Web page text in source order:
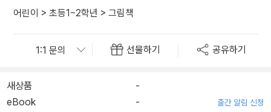
어린이 > 초등1~2학년 > 그림책
선물하기 공유하기
새상품
-
eBook
- 출간 알림 신청